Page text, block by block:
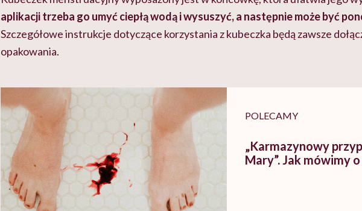
aplikacji trzeba go umyć ciepłą wodą i wysuszyć, a następnie może być
Szczegółowe instrukcje dotyczące korzystania z kubeczka będą zawsze
opakowania.
POLECAMY
„Karmazynowy
Mary”. Jak mówimy